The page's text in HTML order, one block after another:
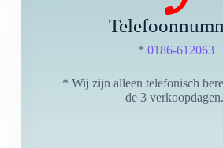
*0186-612063
* Wij zijn alleen telefonisch
de 3 verkoopdagen.